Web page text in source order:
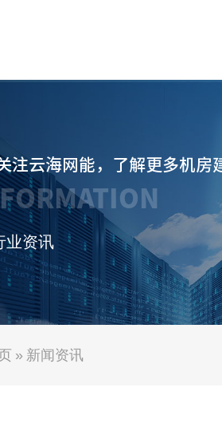
注云海网能，了解更多机房
业资讯
» 新闻资讯